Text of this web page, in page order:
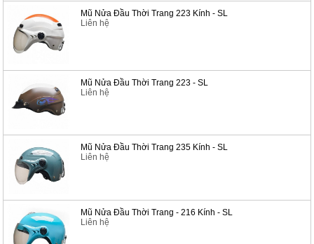
Mũ Nửa Đầu Thời Trang 223 Kính - SL
Liên hệ
Mũ Nửa Đầu Thời Trang 223 - SL
Liên hệ
Mũ Nửa Đầu Thời Trang 235 Kính - SL
Liên hệ
Mũ Nửa Đầu Thời Trang - 216 Kính - SL
Liên hệ